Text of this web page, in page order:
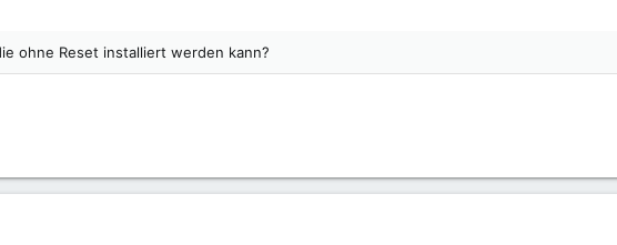
ohne Reset installiert werden kann?